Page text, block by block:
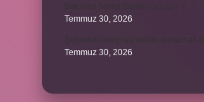
Temmuz 30, 2026
Temmuz 30, 2026